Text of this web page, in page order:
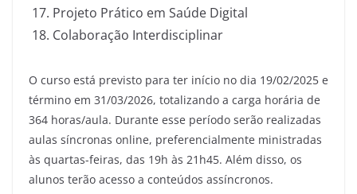
Projeto Prático em Saúde Digital
Colaboração Interdisciplinar
O curso está previsto para ter início no dia 19/02/2025 e
término em 31/03/2026, totalizando a carga horária de
364 horas/aula. Durante esse período serão realizadas
aulas síncronas online, preferencialmente ministradas
às quartas-feiras, das 19h às 21h45. Além disso, os
alunos terão acesso a conteúdos assíncronos.